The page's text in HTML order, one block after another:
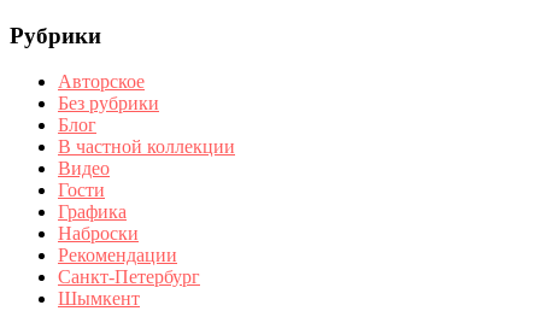
Рубрики
Авторское
Без рубрики
Блог
В частной коллекции
Видео
Гости
Графика
Наброски
Рекомендации
Санкт-Петербург
Шымкент